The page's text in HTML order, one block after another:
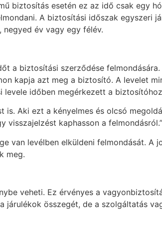
biztosítás esetén ez az idő csak egy
A biztosítási időszak egyszeri
év vagy egy félév.
a biztosítási szerződése
kapja azt meg a biztosító. A levelet
időben megérkezett a
Aki ezt a kényelmes és olcsó
kaphasson a
van levélben elküldeni felmondását. A
meg.
veheti. Ez érvényes a
összegét, de a szolgáltatás